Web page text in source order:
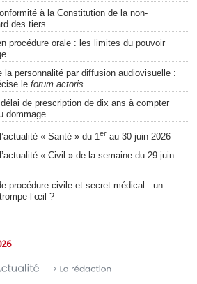
à la Constitution de la non-
des tiers
procédure orale : les limites du pouvoir
la personnalité par diffusion audiovisuelle :
le forum actoris
de prescription de dix ans à compter
dommage
« Santé » du 1er au 30 juin 2026
« Civil » de la semaine du 29 juin
procédure civile et secret médical : un
l’œil ?